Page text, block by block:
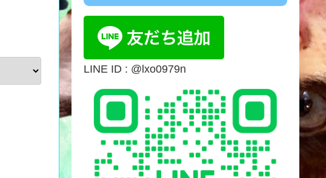
LINE ID : @lxo0979n